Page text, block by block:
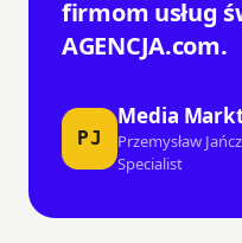
firmom usług
AGENCJA.com.
PJ
Media
Przemysław
Specialist